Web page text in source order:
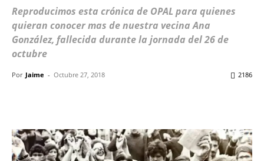
Reproducimos esta crónica de OPAL para quienes
quieran conocer mas de nuestra vecina Ana
González, fallecida durante la jornada del 26 de
octubre
Por Jaime - Octubre 27, 2018 2186